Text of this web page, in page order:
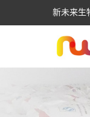
新未来生